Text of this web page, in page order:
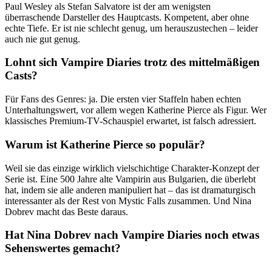
Paul Wesley als Stefan Salvatore ist der am wenigsten
überraschende Darsteller des Hauptcasts. Kompetent, aber ohne
echte Tiefe. Er ist nie schlecht genug, um herauszustechen – leider
auch nie gut genug.
Lohnt sich Vampire Diaries trotz des mittelmäßigen
Casts?
Für Fans des Genres: ja. Die ersten vier Staffeln haben echten
Unterhaltungswert, vor allem wegen Katherine Pierce als Figur. Wer
klassisches Premium-TV-Schauspiel erwartet, ist falsch adressiert.
Warum ist Katherine Pierce so populär?
Weil sie das einzige wirklich vielschichtige Charakter-Konzept der
Serie ist. Eine 500 Jahre alte Vampirin aus Bulgarien, die überlebt
hat, indem sie alle anderen manipuliert hat – das ist dramaturgisch
interessanter als der Rest von Mystic Falls zusammen. Und Nina
Dobrev macht das Beste daraus.
Hat Nina Dobrev nach Vampire Diaries noch etwas
Sehenswertes gemacht?